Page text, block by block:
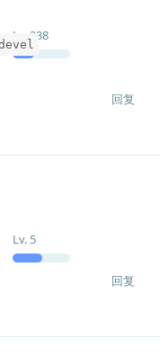
Lv. 238
回复
Lv. 5
回复